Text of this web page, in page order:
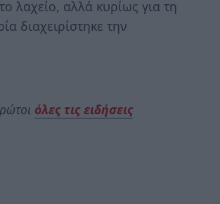
λαχείο, αλλά κυρίως για τη
διαχειρίστηκε την
όλες τις ειδήσεις